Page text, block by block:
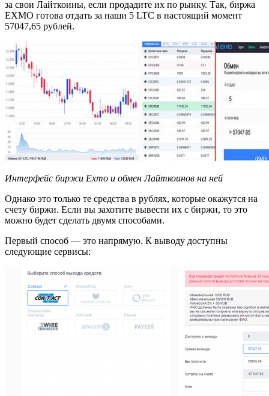
за свои Лайткоины, если продадите их по рынку. Так, биржа
EXMO готова отдать за наши 5 LTC в настоящий момент
57047,65 рублей.
Интерфейс биржи Exmo и обмен Лайткоинов на ней
Однако это только те средства в рублях, которые окажутся на
счету биржи. Если вы захотите вывести их с биржи, то это
можно будет сделать двумя способами.
Первый способ — это напрямую. К выводу доступны
следующие сервисы: